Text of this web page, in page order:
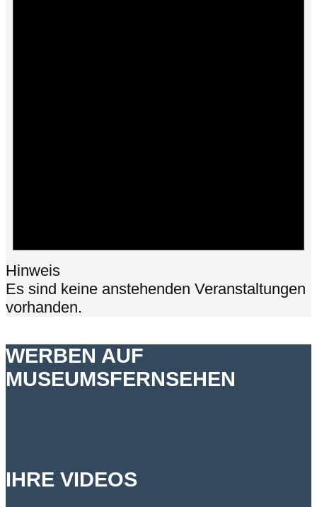
Hinweis
Es sind keine anstehenden Veranstaltungen
vorhanden.
WERBEN AUF
MUSEUMSFERNSEHEN
IHRE VIDEOS